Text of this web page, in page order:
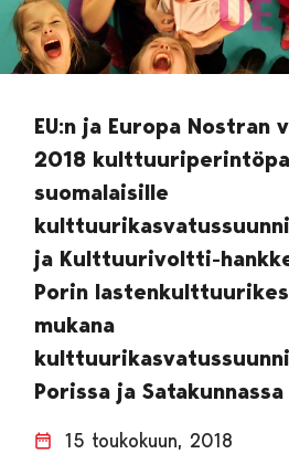
EU:n ja Europa Nostran
2018
suomalaisille
ja Kulttuurivoltti-
Porin
mukana
Porissa ja Satakunnassa
15 toukokuun, 2018